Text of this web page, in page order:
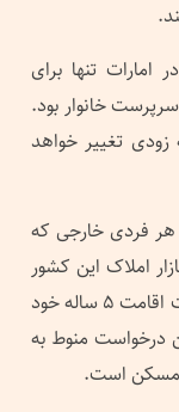
امارات تنها برای
خانوار بود.
زودی تغییر خواهد
هر فردی خارجی که
دلار) در بازار املاک این کشور
سرمایه‌گذاری کند، می‌تواند درخواست دریافت اقامت ۵ ساله خود
درخواست منوط به
مسکن است.